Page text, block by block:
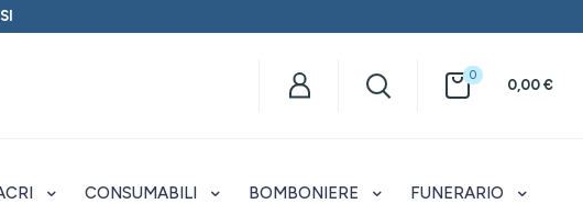
0
0,00€
CONSUMABILI BOMBONIERE FUNERARIO